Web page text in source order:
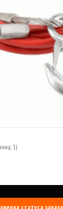
стальной
1)
статуса заказа